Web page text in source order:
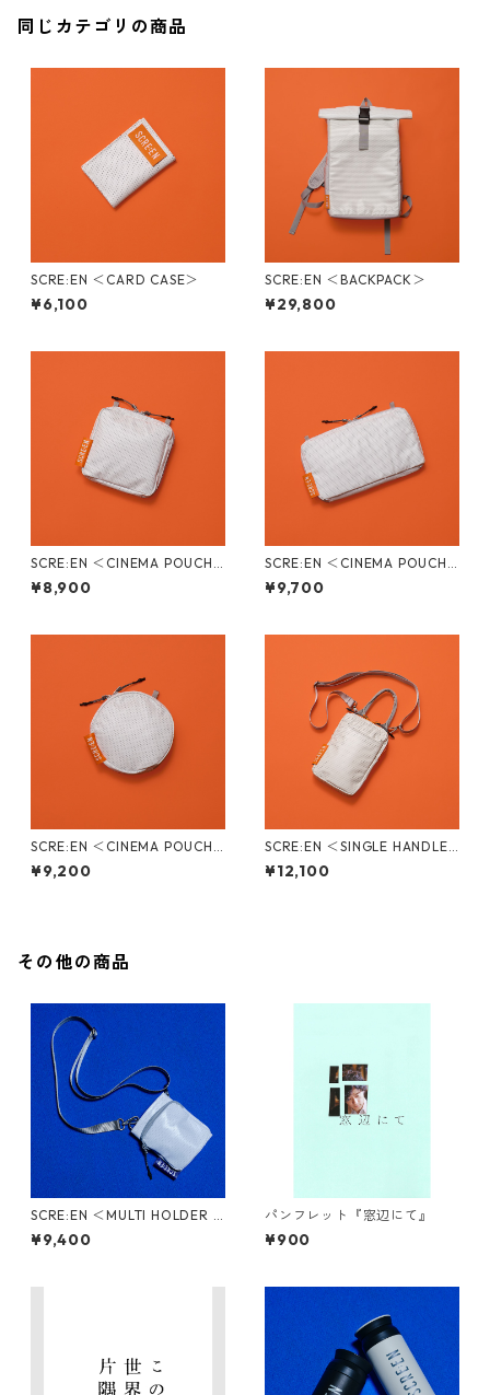
同じカテゴリの商品
SCRE:EN ＜CARD CASE＞
¥6,100
SCRE:EN ＜BACKPACK＞
¥29,800
SCRE:EN ＜CINEMA POUCH /
STANDARD＞
¥8,900
SCRE:EN ＜CINEMA POUCH /
SCOPE＞
¥9,700
SCRE:EN ＜CINEMA POUCH /
FILM＞
¥9,200
SCRE:EN ＜SINGLE HANDLE
BAG＞
¥12,100
その他の商品
SCRE:EN ＜MULTI HOLDER B
AG＞（ white ）
¥9,400
パンフレット『窓辺にて』
¥900